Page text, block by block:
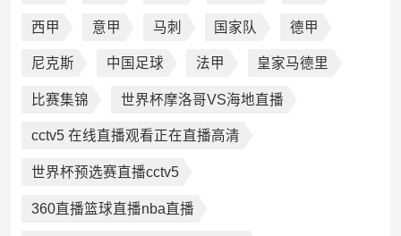
西甲 意甲 马刺 国家队 德甲
尼克斯 中国足球 法甲 皇家马德里
比赛集锦 世界杯摩洛哥VS海地直播
cctv5 在线直播观看正在直播高清
世界杯预选赛直播cctv5
360直播篮球直播nba直播